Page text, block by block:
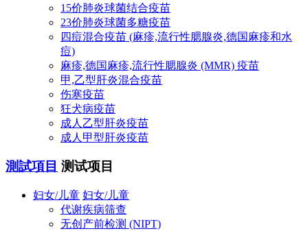
15价肺炎球菌结合疫苗
23价肺炎球菌多糖疫苗
四痘混合疫苗 (麻疹,流行性腮腺炎,德国麻疹和水
痘)
麻疹,德国麻疹,流行性腮腺炎 (MMR) 疫苗
甲,乙型肝炎混合疫苗
伤寒疫苗
狂犬病疫苗
成人乙型肝炎疫苗
成人甲型肝炎疫苗
測試項目 测试项目
妇女/儿童 妇女/儿童
代谢疾病筛查
无创产前检测 (NIPT)